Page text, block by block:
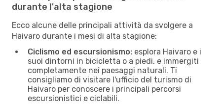
durante l'alta stagione
Ecco alcune delle principali attività da svolgere a
Haivaro durante i mesi di alta stagione:
Ciclismo ed escursionismo: esplora Haivaro e i
suoi dintorni in bicicletta o a piedi, e immergiti
completamente nei paesaggi naturali. Ti
consigliamo di visitare l'ufficio del turismo di
Haivaro per conoscere i principali percorsi
escursionistici e ciclabili.